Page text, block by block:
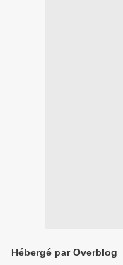
Hébergé par Overblog